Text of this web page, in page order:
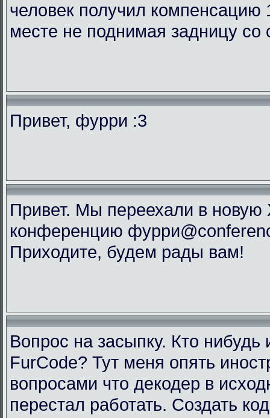
человек получил компенсацию
месте не поднимая задницу со
Привет, фурри :3
Привет. Мы переехали в новую
конференцию
Приходите, будем рады вам!
Вопрос на засыпку. Кто нибудь
FurCode? Тут меня опять
вопросами что декодер в
перестал работать. Создать